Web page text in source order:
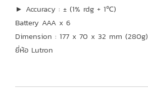
► Accuracy : ± (1% rdg + 1℃)
Battery AAA x 6
Dimension : 177 x 70 x 32 mm (280g)
ยี่ห้อ Lutron